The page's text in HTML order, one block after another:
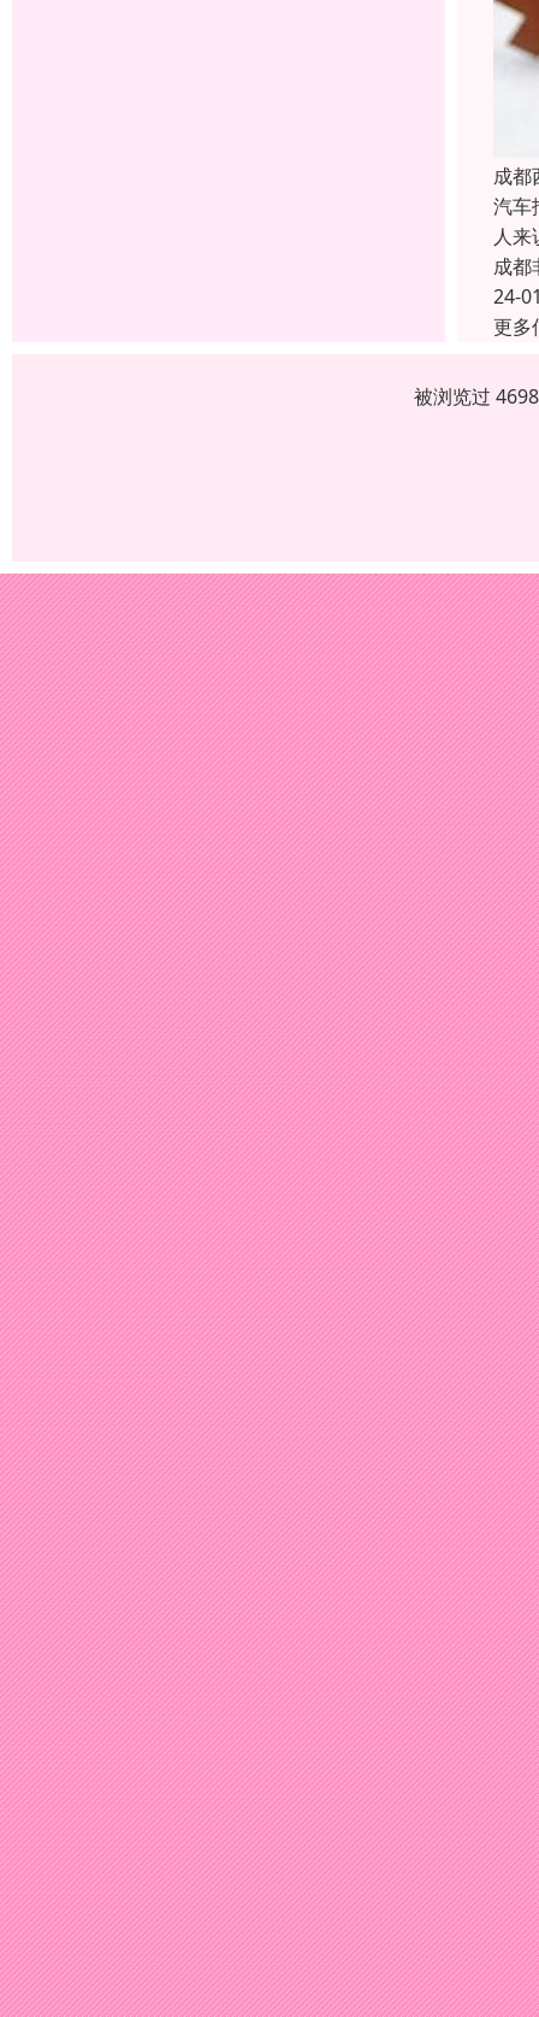
成都
汽车
人
成都
24-
更多
被浏览过